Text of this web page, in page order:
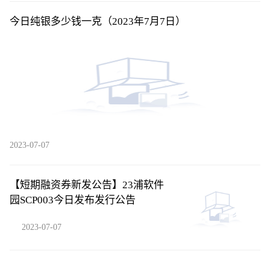
今日纯银多少钱一克（2023年7月7日）
2023-07-07
【短期融资券新发公告】23浦软件
园SCP003今日发布发行公告
2023-07-07